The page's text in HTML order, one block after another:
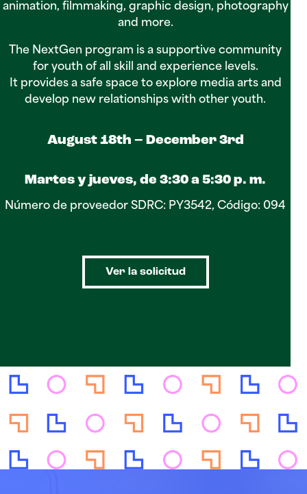
animation, filmmaking, graphic design, photography
and more.
The NextGen program is a supportive community
for youth of all skill and experience levels.
It provides a safe space to explore media arts and
develop new relationships with other youth.
August 18th – December 3rd
Martes y jueves, de 3:30 a 5:30 p. m.
Número de proveedor SDRC: PY3542, Código: 094
Ver la solicitud